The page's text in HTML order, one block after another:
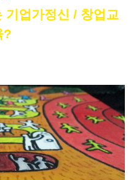
기업가정신 / 창업교
?